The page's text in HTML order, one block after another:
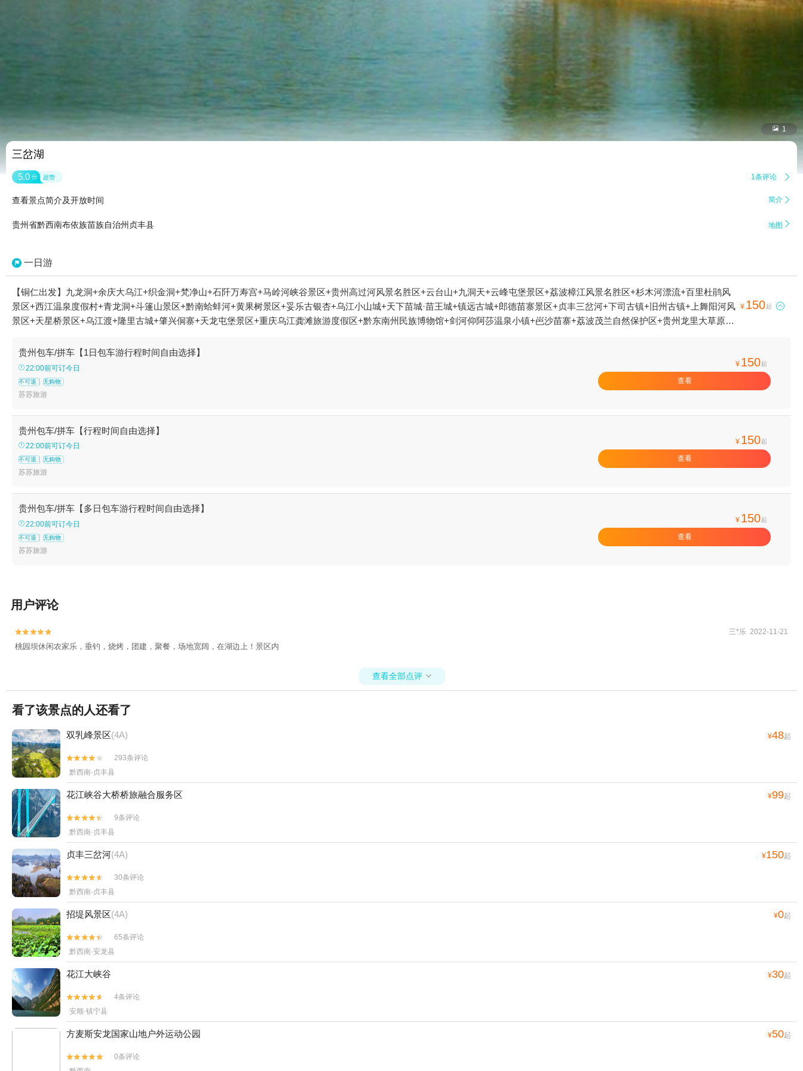
 1
三岔湖
5.0 分 超赞 1条评论 
查看景点简介及开放时间 简介 
贵州省黔西南布依族苗族自治州贞丰县 地图 
一日游
【铜仁出发】九龙洞+余庆大乌江+织金洞+梵净山+石阡万寿宫+马岭河峡谷景区+贵州高过河风景名胜区+云台山+九洞天+云峰屯堡景区+荔波樟江风景名胜区+杉木河漂流+百里杜鹃风
景区+西江温泉度假村+青龙洞+斗篷山景区+黔南蛤蚌河+黄果树景区+妥乐古银杏+乌江小山城+天下苗城·苗王城+镇远古城+郎德苗寨景区+贞丰三岔河+下司古镇+旧州古镇+上舞阳河风
景区+天星桥景区+乌江渡+隆里古城+肇兴侗寨+天龙屯堡景区+重庆乌江龚滩旅游度假区+黔东南州民族博物馆+剑河仰阿莎温泉小镇+岜沙苗寨+荔波茂兰自然保护区+贵州龙里大草原景
+铜仁古城+黔南掌布风景区+黄平浪洞森林温泉+贵州梵净山佛教文化苑+玉舍国家森林公园+紫林山国际旅游度假区+瑶山古寨+云林仙境+朱砂古镇+双乳峰景区+大明边城+黄果树碑林
+乌江山峡+㵲阳河风景名胜区-已下线+三岔湖+黄果树水帘洞+贵州宣慰府+潜龙洞+铜仁大峡谷+马岭河峡谷漂流+乌江源百里画廊+云龙洞+毕节黔西景区+织金大峡谷+红果树+贵州黔东
南旅游直通车+云舍景区+乌蒙大草原+西江苗族博物馆+镇远石屏山+油杉河景区+乌江夜游明珠2号+斗篷山温泉+寨沙侗寨+黔南本地玩乐+巫山峡谷旅游景区+西江乌利大峡谷漂流+丹寨
万达小镇+红水河+独山天洞景区+福泉古城文化旅游景区+二十四道拐+都匀秦汉影视城+云谷生态园+中华民俗欢乐谷+恐龙乐园+贵州九仙旅游景区+杉木湖景区+梅花山旅游景区+野玉
际旅游度假区+荔波古镇+西江千户苗寨景区-观景台+贵洞风景区+梦幻梵净山剧场-已下线+乌江夜游游船+梵净书院+西江千户苗寨射击俱乐部+丹寨万达小镇蜡染小院+镇远天后宫+娘娘
山旅游景区+山隐西江野奢营地+乌江傣族风情公园+乌江赤壁观景台+乌江渡码头渡假村+西江一号风雨桥+峰林布依景区+乌江画廊（涪陵段）+乌江白果坨国家湿地公园+恐龙小镇+云
漫湖生态度假公园+黄果树·天瀑灵韵1日游
¥ 150起 
贵州包车/拼车【1日包车游行程时间自由选择】
22:00前可订今日
不可退 无购物
苏苏旅游
¥ 150起
查看
贵州包车/拼车【行程时间自由选择】
22:00前可订今日
不可退 无购物
苏苏旅游
¥ 150起
查看
贵州包车/拼车【多日包车游行程时间自由选择】
22:00前可订今日
不可退 无购物
苏苏旅游
¥ 150起
查看
用户评论

 三*乐 2022-11-21
桃园坝休闲农家乐，垂钓，烧烤，团建，聚餐，场地宽阔，在湖边上！景区内
查看全部点评 
看了该景点的人还看了
双乳峰景区(4A) ¥48起


293条评论
黔西南·贞丰县
花江峡谷大桥桥旅融合服务区 ¥99起


9条评论
黔西南·贞丰县
贞丰三岔河(4A) ¥150起


30条评论
黔西南·贞丰县
招堤风景区(4A) ¥0起


65条评论
黔西南·安龙县
花江大峡谷 ¥30起


4条评论
安顺·镇宁县
方麦斯安龙国家山地户外运动公园 ¥50起


0条评论